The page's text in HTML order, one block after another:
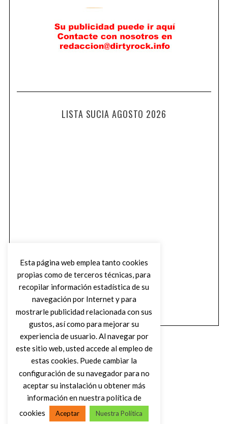
LISTA SUCIA AGOSTO 2026
VOLVER AL INICIO
Esta página web emplea tanto cookies
propias como de terceros técnicas, para
recopilar información estadística de su
navegación por Internet y para
mostrarle publicidad relacionada con sus
gustos, así como para mejorar su
experiencia de usuario. Al navegar por
este sitio web, usted accede al empleo de
estas cookies. Puede cambiar la
configuración de su navegador para no
aceptar su instalación u obtener más
información en nuestra política de
cookies
Aceptar Nuestra Política